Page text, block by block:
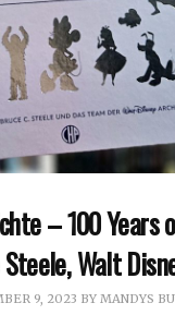
– 100 Years
Walt
9, 2023 BY MANDYS